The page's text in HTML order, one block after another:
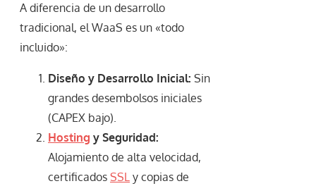
A diferencia de un desarrollo
tradicional, el WaaS es un «todo
incluido»:
Diseño y Desarrollo Inicial: Sin
grandes desembolsos iniciales
(CAPEX bajo).
Hosting y Seguridad:
Alojamiento de alta velocidad,
certificados SSL y copias de